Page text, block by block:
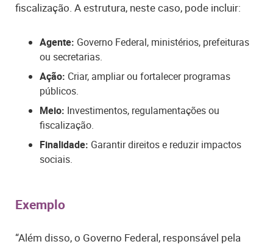
fiscalização. A estrutura, neste caso, pode incluir:
Agente: Governo Federal, ministérios, prefeituras
ou secretarias.
Ação: Criar, ampliar ou fortalecer programas
públicos.
Meio: Investimentos, regulamentações ou
fiscalização.
Finalidade: Garantir direitos e reduzir impactos
sociais.
Exemplo
“Além disso, o Governo Federal, responsável pela